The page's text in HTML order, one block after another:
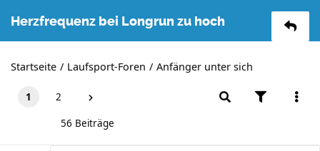
Herzfrequenz bei Longrun zu hoch
Startseite Laufsport-Foren Anfänger unter sich
1 2
56 Beiträge